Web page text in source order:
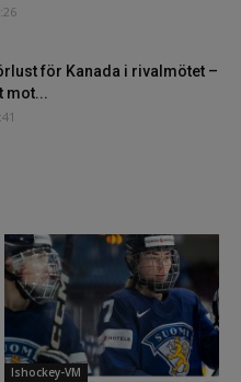
för Kanada i rivalmötet –
mot...
Ishockey-VM